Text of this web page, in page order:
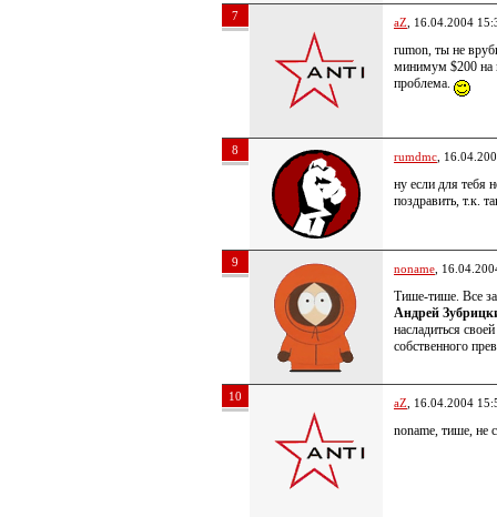
7 aZ , 16.04.2004
rumon, ты не
минимум $200 на
проблема.
8 rumdmc ,
ну если для тебя
поздравить, т.к.
9 noname ,
Тише-тише. Все
Андрей
насладиться
собственного
10 aZ , 16.04.2004
noname, тише, не